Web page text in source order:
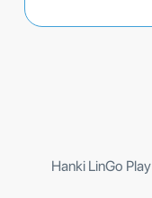
Hanki LinGo Play